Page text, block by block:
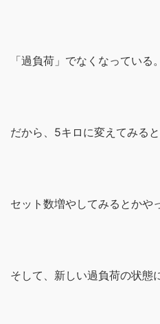
「過負荷」でなくなっている。
だから、5キロに変えてみる
セット数増やしてみるとかや
そして、新しい過負荷の状態